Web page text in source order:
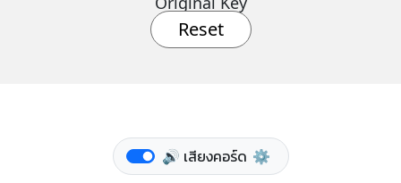
Reset
🔊 เสียงคอร์ด ⚙️